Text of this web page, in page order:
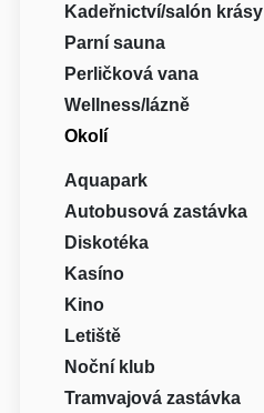
Kadeřnictví/salón krásy
Parní sauna
Perličková vana
Wellness/lázně
Okolí
Aquapark
Autobusová zastávka
Diskotéka
Kasíno
Kino
Letiště
Noční klub
Tramvajová zastávka